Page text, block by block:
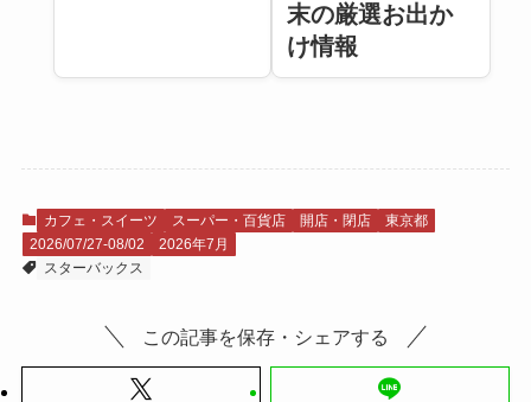
末の厳選お出か
け情報
カフェ・スイーツ スーパー・百貨店 開店・閉店
東京都
2026/07/27-08/02
2026年7月
スターバックス
この記事を保存・シェアする